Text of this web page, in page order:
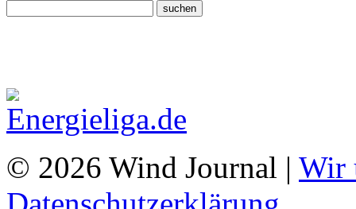
© 2026 Wind Journal | Wir